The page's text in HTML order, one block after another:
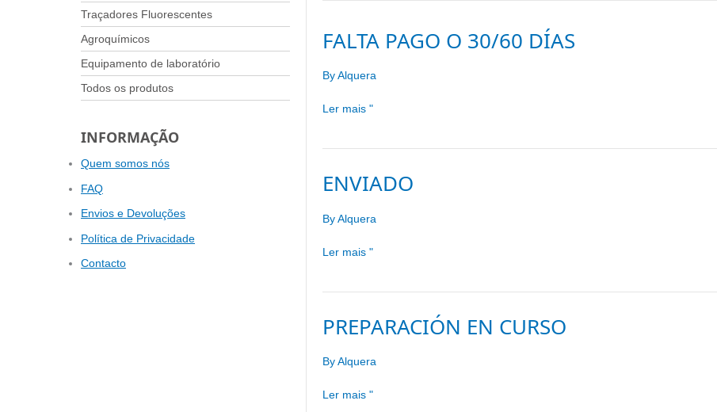
Traçadores Fluorescentes
Agroquímicos
Equipamento de laboratório
Todos os produtos
INFORMAÇÃO
Quem somos nós
FAQ
Envios e Devoluções
Política de Privacidade
Contacto
FALTA PAGO O 30/60 DÍAS
ByAlquera
Falta
días
Ler mais "
ENVIADO
ByAlquera
Enviado
Ler mais "
PREPARACIÓN EN CURSO
ByAlquera
Preparación
Ler mais "